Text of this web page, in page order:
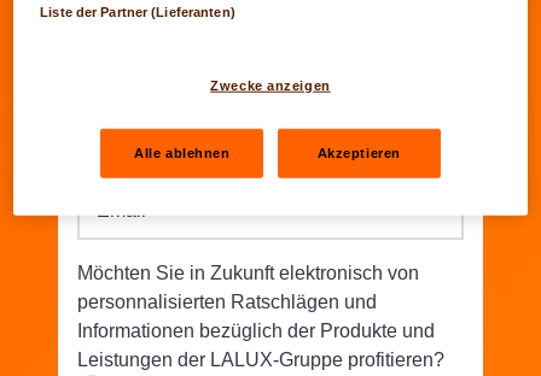
Telefon*
Email
Möchten Sie in Zukunft elektronisch von
personnalisierten Ratschlägen und
Informationen bezüglich der Produkte und
Leistungen der LALUX-Gruppe profitieren?
Liste der Partner (Lieferanten)
Zwecke anzeigen
Alle ablehnen Akzeptieren